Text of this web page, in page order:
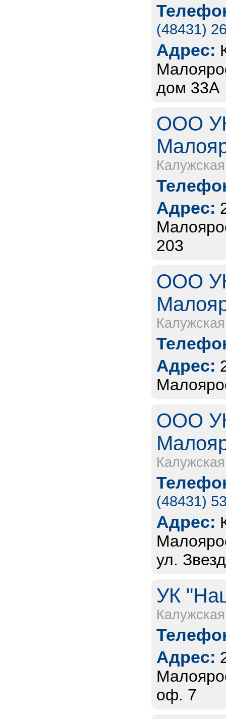
(48431)
Адрес:
дом 33А
ООО
Адрес:
203
ООО
Адрес:
ООО
(48431)
Адрес:
ул.
УК
Адрес:
оф. 7